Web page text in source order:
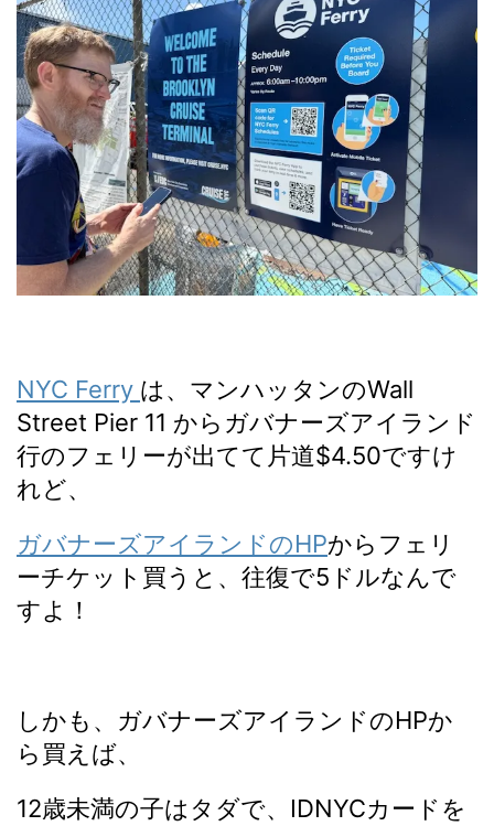
NYC Ferry は、マンハッタンのWall
Street Pier 11 からガバナーズアイランド
行のフェリーが出てて片道$4.50ですけ
れど、
ガバナーズアイランドのHPからフェリ
ーチケット買うと、往復で5ドルなんで
すよ！
しかも、ガバナーズアイランドのHPか
ら買えば、
12歳未満の子はタダで、IDNYCカードを